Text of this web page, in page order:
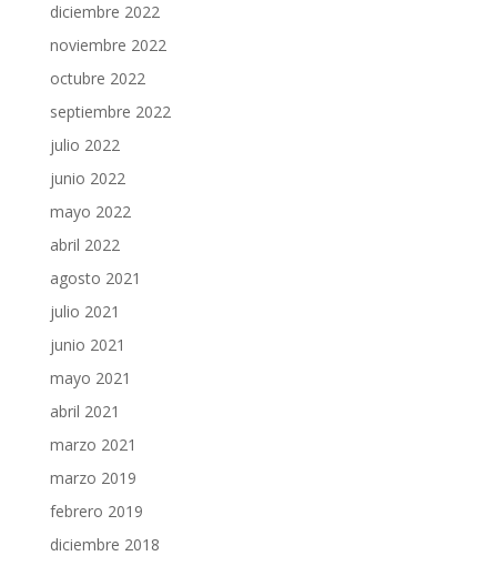
diciembre 2022
noviembre 2022
octubre 2022
septiembre 2022
julio 2022
junio 2022
mayo 2022
abril 2022
agosto 2021
julio 2021
junio 2021
mayo 2021
abril 2021
marzo 2021
marzo 2019
febrero 2019
diciembre 2018